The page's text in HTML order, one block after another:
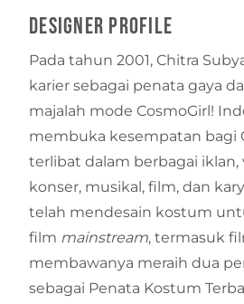
Designer Profile
Pada tahun 2001, Chitra
karier sebagai penata gaya
majalah mode CosmoGirl!
membuka kesempatan bagi
terlibat dalam berbagai iklan,
konser, musikal, film, dan
telah mendesain kostum
film mainstream, termasuk
membawanya meraih dua
sebagai Penata Kostum